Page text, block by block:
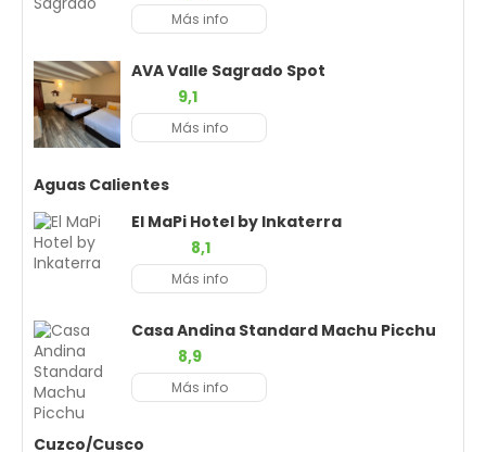
Más info
AVA Valle Sagrado Spot
9,1
Más info
Aguas Calientes
El MaPi Hotel by Inkaterra
8,1
Más info
Casa Andina Standard Machu Picchu
8,9
Más info
Cuzco/Cusco